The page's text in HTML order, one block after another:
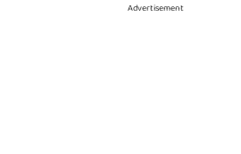
Advertisement